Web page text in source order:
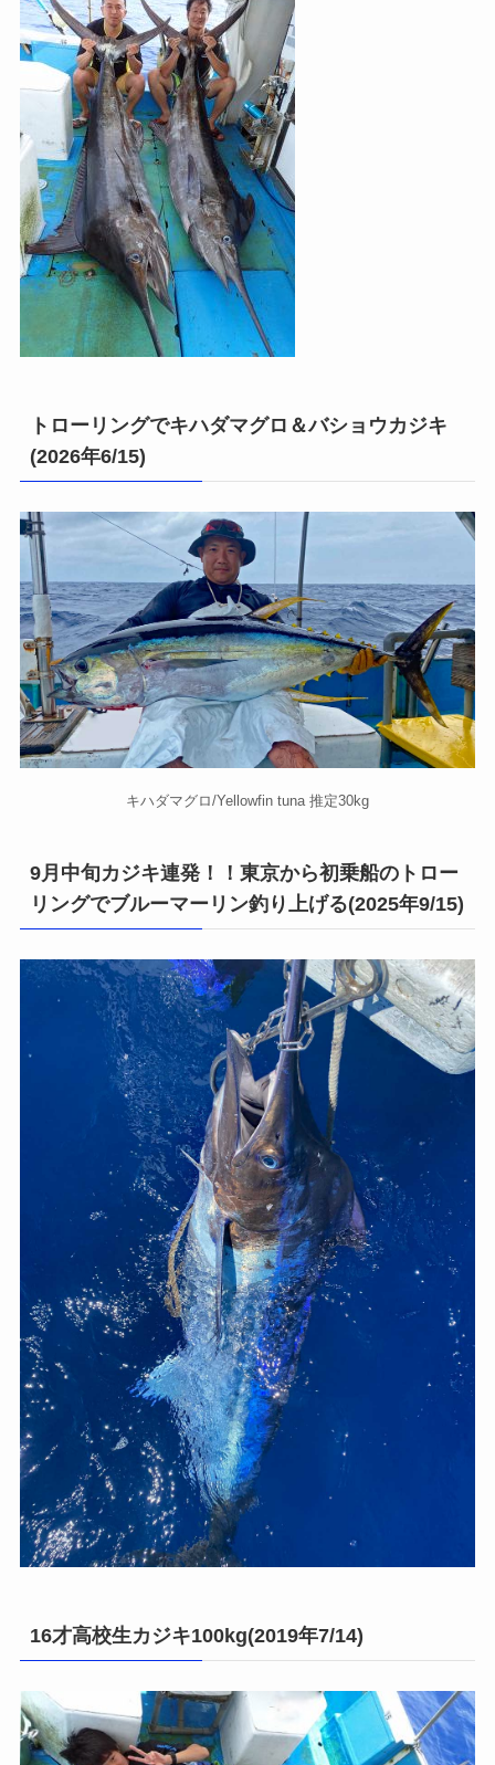
トローリングでキハダマグロ＆バショウカジキ
(2026年6/15)
キハダマグロ/Yellowfin tuna 推定30kg
9月中旬カジキ連発！！東京から初乗船のトロー
リングでブルーマーリン釣り上げる(2025年9/15)
16才高校生カジキ100kg(2019年7/14)